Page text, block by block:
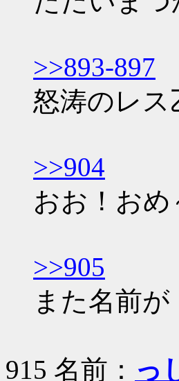
>>893-897
怒涛のレス
>>904
おお！おめ
>>905
また名前
915 名前： っ